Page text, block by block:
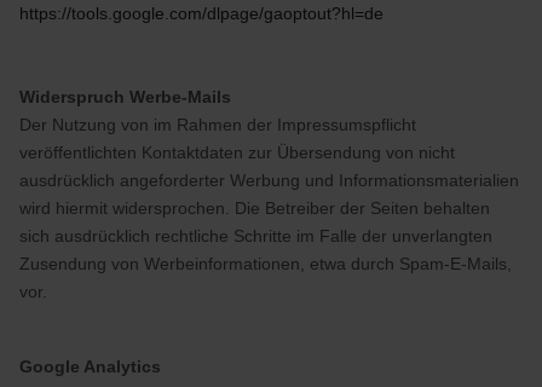
https://tools.google.com/dlpage/gaoptout?hl=de
Widerspruch Werbe-Mails
Der Nutzung von im Rahmen der Impressumspflicht
veröffentlichten Kontaktdaten zur Übersendung von nicht
ausdrücklich angeforderter Werbung und Informationsmaterialien
wird hiermit widersprochen. Die Betreiber der Seiten behalten
sich ausdrücklich rechtliche Schritte im Falle der unverlangten
Zusendung von Werbeinformationen, etwa durch Spam-E-Mails,
vor.
Google Analytics